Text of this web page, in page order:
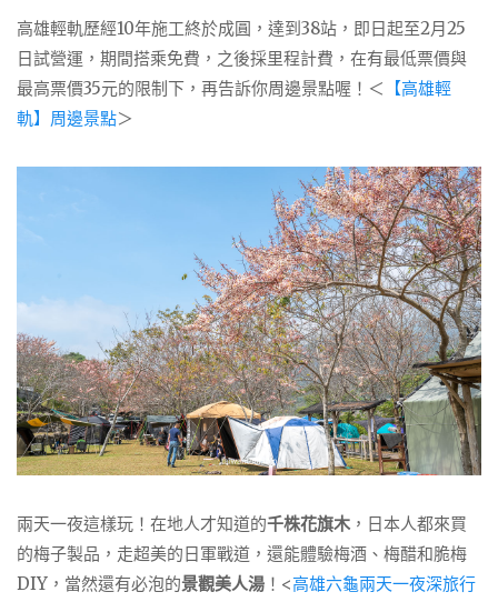
高雄輕軌歷經10年施工終於成圓，達到38站，即日起至2月25
日試營運，期間搭乘免費，之後採里程計費，在有最低票價與
最高票價35元的限制下，再告訴你周邊景點喔！＜
【高雄輕
軌】周邊景點＞
兩天一夜這樣玩！在地人才知道的千株花旗木 ，日本人都來買
的梅子製品，走超美的日軍戰道，還能體驗梅酒、梅醋和脆梅
DIY，當然還有必泡的景觀美人湯 ！<高雄六龜兩天一夜深旅行